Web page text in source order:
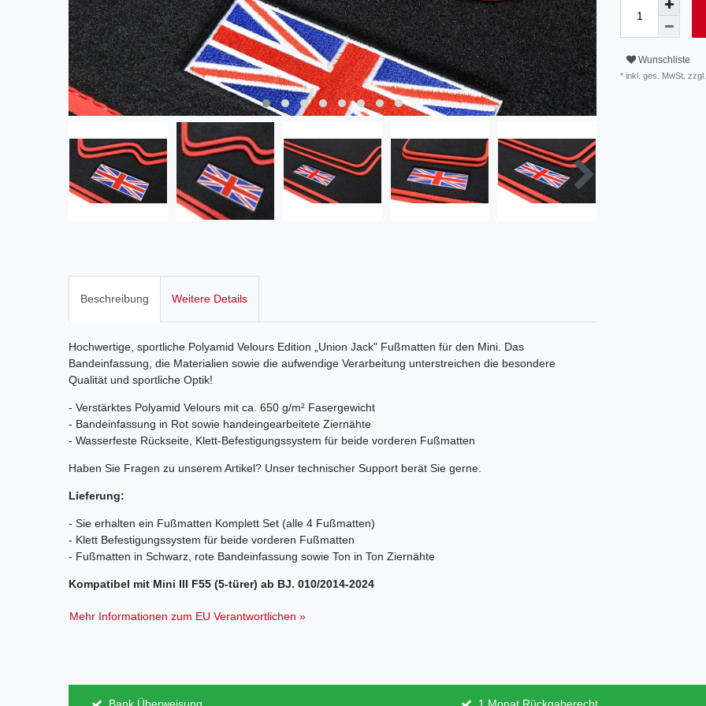
Wunschliste
* inkl. ges. MwSt. zzgl.
Beschreibung Weitere Details
Hochwertige, sportliche Polyamid Velours Edition „Union Jack" Fußmatten für den Mini. Das
Bandeinfassung, die Materialien sowie die aufwendige Verarbeitung unterstreichen die besondere
Qualität und sportliche Optik!
- Verstärktes Polyamid Velours mit ca. 650 g/m² Fasergewicht
- Bandeinfassung in Rot sowie handeingearbeitete Ziernähte
- Wasserfeste Rückseite, Klett-Befestigungssystem für beide vorderen Fußmatten
Haben Sie Fragen zu unserem Artikel? Unser technischer Support berät Sie gerne.
Lieferung:
- Sie erhalten ein Fußmatten Komplett Set (alle 4 Fußmatten)
- Klett Befestigungssystem für beide vorderen Fußmatten
- Fußmatten in Schwarz, rote Bandeinfassung sowie Ton in Ton Ziernähte
Kompatibel mit Mini III F55 (5-türer) ab BJ. 010/2014-2024
Mehr Informationen zum EU Verantwortlichen »